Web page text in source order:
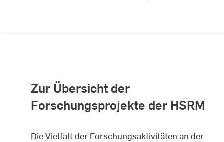
Zur Übersicht der
Forschungsprojekte der HSRM
Die Vielfalt der Forschungsaktivitäten an der